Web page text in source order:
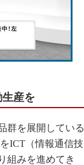
産を
群を展開している
ICT（情報通信技
組みを進めてき